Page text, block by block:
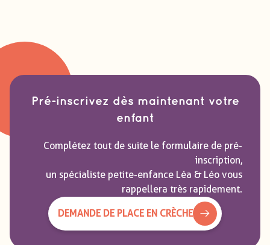
Pré-inscrivez dès maintenant votre
enfant
Complétez tout de suite le formulaire de pré-
inscription,
un spécialiste petite-enfance Léa & Léo vous
rappellera très rapidement.
DEMANDE DE PLACE EN CRÈCHE